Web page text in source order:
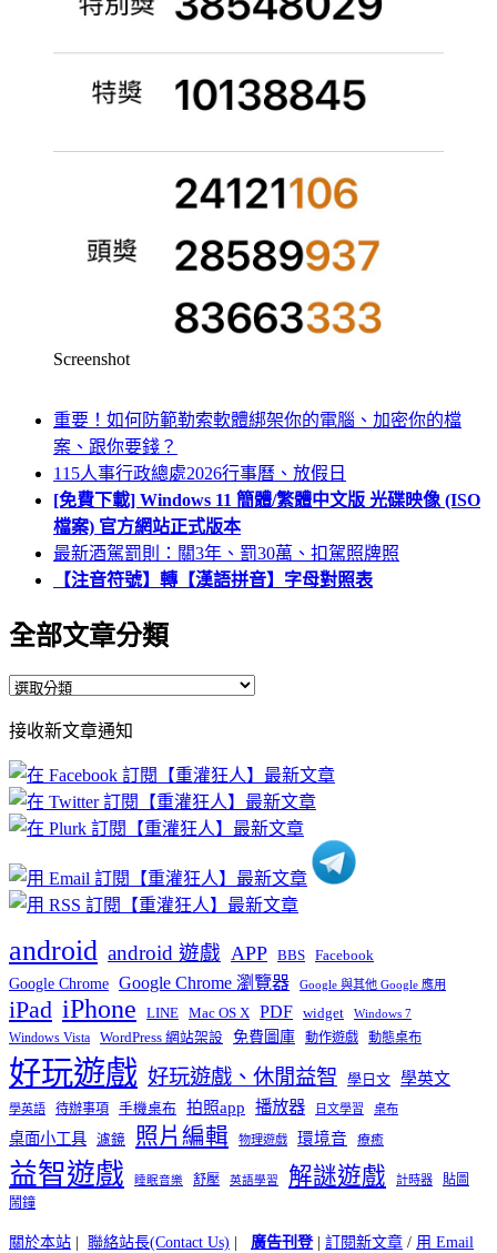
Screenshot
重要！如何防範勒索軟體綁架你的電腦、加密你的檔
案、跟你要錢？
115人事行政總處2026行事曆、放假日
[免費下載] Windows 11 簡體/繁體中文版 光碟映像 (ISO
檔案) 官方網站正式版本
最新酒駕罰則：關3年、罰30萬、扣駕照牌照
【注音符號】轉【漢語拼音】字母對照表
全部文章分類
全
文
章
分
類
接收新文章通知
android android 遊戲 APP BBS Facebook
Google Chrome Google Chrome 瀏覽器 Google 與其他 Google 應用
iPad iPhone LINE Mac OS X PDF widget Windows 7
Windows Vista WordPress 網站架設 免費圖庫 動作遊戲 動態桌布
好玩遊戲 好玩遊戲、休閒益智 學日文 學英文
學英語 待辦事項 手機桌布 拍照app 播放器 日文學習 桌布
桌面小工具 濾鏡 照片編輯 物理遊戲 環境音 療癒
益智遊戲 睡眠音樂 舒壓 英語學習 解謎遊戲 計時器
貼圖
鬧鐘
關於本站 | 聯絡站長(Contact Us) | 廣告刊登| 訂閱新文章 / 用 Email